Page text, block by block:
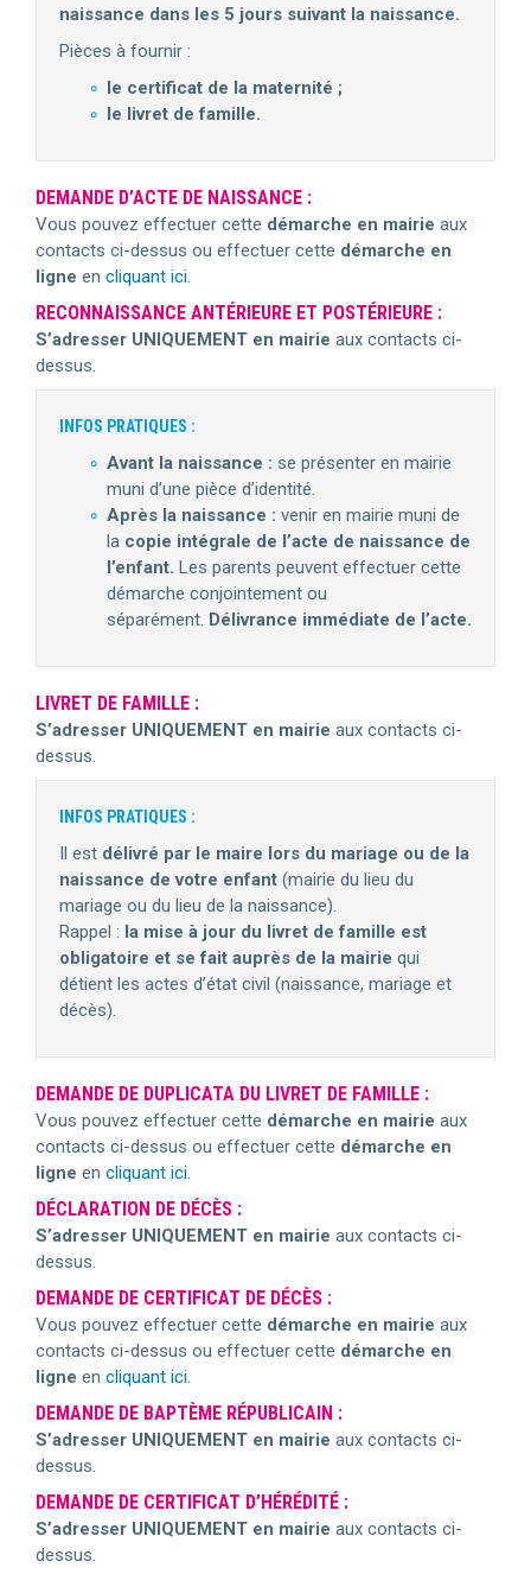
naissance dans les 5 jours suivant la naissance.
Pièces à fournir :
le certificat de la maternité ;
le livret de famille.
DEMANDE D’ACTE DE NAISSANCE :
Vous pouvez effectuer cette démarche en mairie aux
contacts ci-dessus ou effectuer cette démarche en
ligne en cliquant ici.
RECONNAISSANCE ANTÉRIEURE ET POSTÉRIEURE :
S’adresser UNIQUEMENT en mairie aux contacts ci-
dessus.
INFOS PRATIQUES :
Avant la naissance : se présenter en mairie
muni d’une pièce d’identité.
Après la naissance : venir en mairie muni de
la copie intégrale de l’acte de naissance de
l’enfant. Les parents peuvent effectuer cette
démarche conjointement ou
séparément. Délivrance immédiate de l’acte.
LIVRET DE FAMILLE :
S’adresser UNIQUEMENT en mairie aux contacts ci-
dessus.
INFOS PRATIQUES :
Il est délivré par le maire lors du mariage ou de la
naissance de votre enfant (mairie du lieu du
mariage ou du lieu de la naissance).
Rappel : la mise à jour du livret de famille est
obligatoire et se fait auprès de la mairie qui
détient les actes d’état civil (naissance, mariage et
décès).
DEMANDE DE DUPLICATA DU LIVRET DE FAMILLE :
Vous pouvez effectuer cette démarche en mairie aux
contacts ci-dessus ou effectuer cette démarche en
ligne en cliquant ici.
DÉCLARATION DE DÉCÈS :
S’adresser UNIQUEMENT en mairie aux contacts ci-
dessus.
DEMANDE DE CERTIFICAT DE DÉCÈS :
Vous pouvez effectuer cette démarche en mairie aux
contacts ci-dessus ou effectuer cette démarche en
ligne en cliquant ici.
DEMANDE DE BAPTÈME RÉPUBLICAIN :
S’adresser UNIQUEMENT en mairie aux contacts ci-
dessus.
DEMANDE DE CERTIFICAT D’HÉRÉDITÉ :
S’adresser UNIQUEMENT en mairie aux contacts ci-
dessus.